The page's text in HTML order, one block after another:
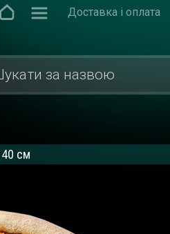
Доставка і оплата
40 см